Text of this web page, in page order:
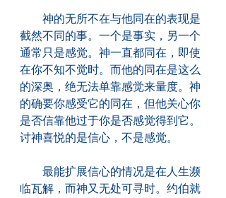
神的无所不在与他同在的表现是
截然不同的事。一个是事实，另一个
通常只是感觉。神一直都同在，即使
在你不知不觉时。而他的同在是这么
的深奥，绝无法单靠感觉来量度。神
的确要你感受它的同在，但他关心你
是否信靠他过于你是否感觉得到它。
讨神喜悦的是信心，不是感觉。
最能扩展信心的情况是在人生濒
临瓦解，而神又无处可寻时。约伯就